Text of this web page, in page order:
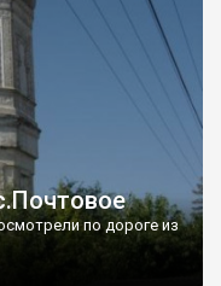
по дороге из